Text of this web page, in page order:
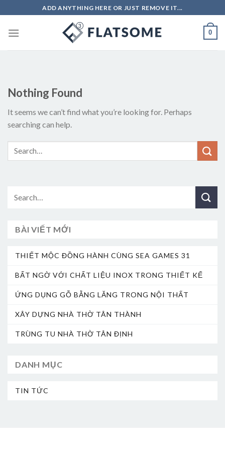
to
content
ADD ANYTHING HERE OR JUST REMOVE IT...
0
Nothing Found
It seems we can’t find what you’re looking for. Perhaps
searching can help.
BÀI VIẾT MỚI
THIẾT MỘC ĐỒNG HÀNH CÙNG SEA GAMES 31
BẤT NGỜ VỚI CHẤT LIỆU INOX TRONG THIẾT KẾ
ỨNG DỤNG GỖ BẰNG LĂNG TRONG NỘI THẤT
XÂY DỰNG NHÀ THỜ TÂN THÀNH
TRÙNG TU NHÀ THỜ TÂN ĐỊNH
DANH MỤC
TIN TỨC